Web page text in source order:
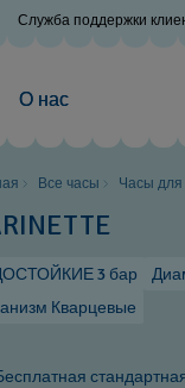
Служба поддержки
О нас
Все часы Часы для
3 бар
Кварцевые